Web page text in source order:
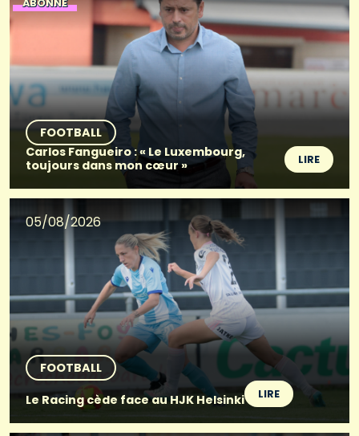
FOOTBALL
Carlos Fangueiro : « Le Luxembourg,
toujours dans mon cœur »
LIRE
05/08/2026
FOOTBALL
Le Racing cède face au HJK Helsinki
LIRE